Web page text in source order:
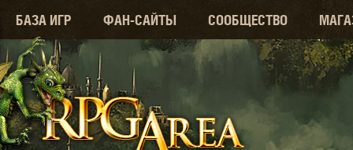
БАЗА ИГР ФАН-САЙТЫ СООБЩЕСТВО